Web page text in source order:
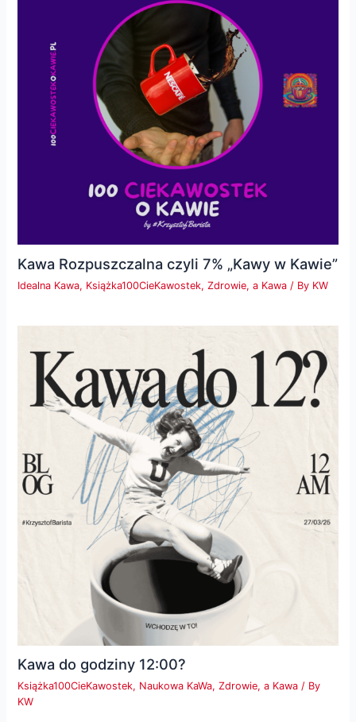
Kawa Rozpuszczalna czyli 7% „Kawy w Kawie”
Idealna Kawa, Książka100CieKawostek,Zdrowie, a Kawa / By KW
Kawa do godziny 12:00?
Książka100CieKawostek, Naukowa KaWa,Zdrowie, a Kawa / By
KW